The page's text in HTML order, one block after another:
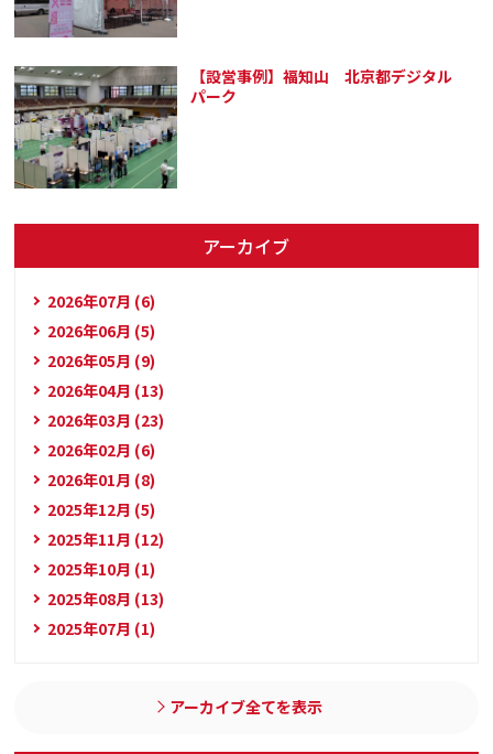
【設営事例】福知山 北京都デジタル
パーク
アーカイブ
2026年07月 (6)
2026年06月 (5)
2026年05月 (9)
2026年04月 (13)
2026年03月 (23)
2026年02月 (6)
2026年01月 (8)
2025年12月 (5)
2025年11月 (12)
2025年10月 (1)
2025年08月 (13)
2025年07月 (1)
アーカイブ全てを表示